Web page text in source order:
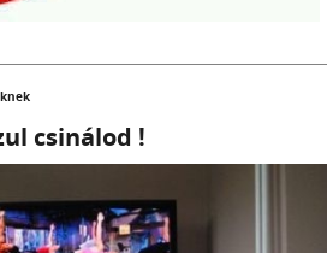
csinálod !